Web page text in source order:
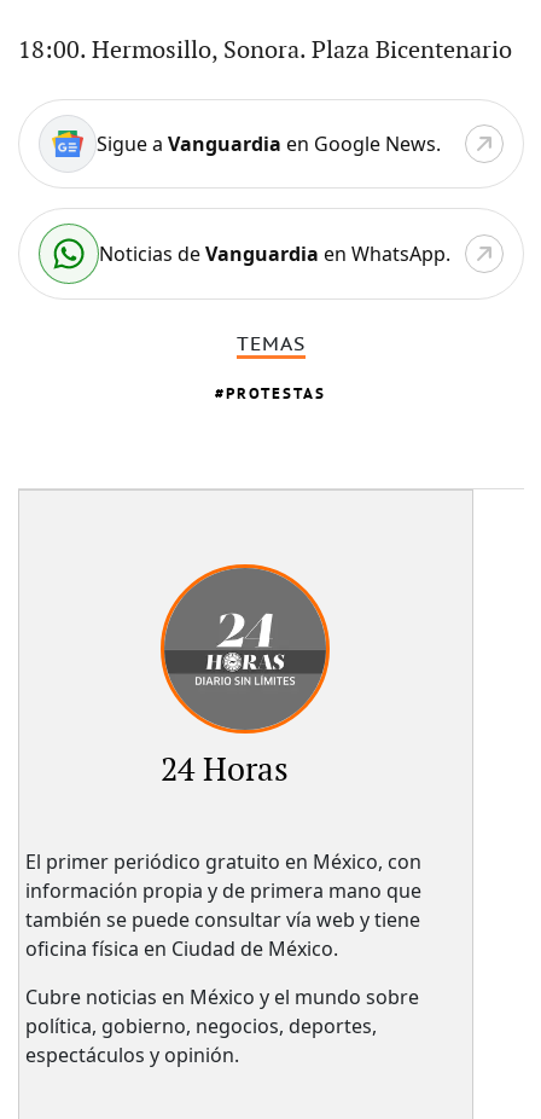
18:00. Hermosillo, Sonora. Plaza Bicentenario
Sigue a Vanguardia en Google News.
Noticias deVanguardia en WhatsApp.
TEMAS
PROTESTAS
24 Horas
El primer periódico gratuito en México, con
información propia y de primera mano que
también se puede consultar vía web y tiene
oficina física en Ciudad de México.
Cubre noticias en México y el mundo sobre
política, gobierno, negocios, deportes,
espectáculos y opinión.